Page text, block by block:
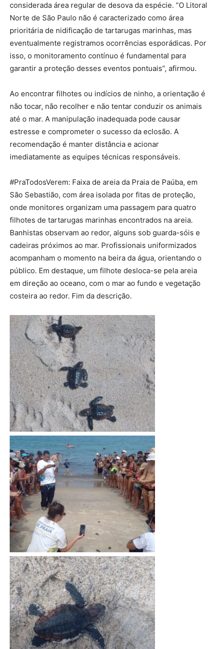
considerada área regular de desova da espécie. “O Litoral
Norte de São Paulo não é caracterizado como área
prioritária de nidificação de tartarugas marinhas, mas
eventualmente registramos ocorrências esporádicas. Por
isso, o monitoramento contínuo é fundamental para
garantir a proteção desses eventos pontuais”, afirmou.
Ao encontrar filhotes ou indícios de ninho, a orientação é
não tocar, não recolher e não tentar conduzir os animais
até o mar. A manipulação inadequada pode causar
estresse e comprometer o sucesso da eclosão. A
recomendação é manter distância e acionar
imediatamente as equipes técnicas responsáveis.
#PraTodosVerem: Faixa de areia da Praia de Paúba, em
São Sebastião, com área isolada por fitas de proteção,
onde monitores organizam uma passagem para quatro
filhotes de tartarugas marinhas encontrados na areia.
Banhistas observam ao redor, alguns sob guarda-sóis e
cadeiras próximos ao mar. Profissionais uniformizados
acompanham o momento na beira da água, orientando o
público. Em destaque, um filhote desloca-se pela areia
em direção ao oceano, com o mar ao fundo e vegetação
costeira ao redor. Fim da descrição.